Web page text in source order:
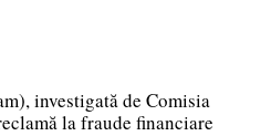
investigată de Comisia
la fraude financiare